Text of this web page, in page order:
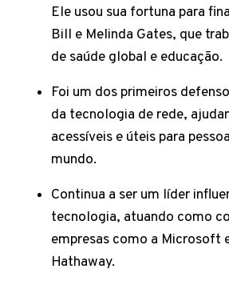
Ele usou sua fortuna para
Bill e Melinda Gates, que
de saúde global e educação.
Foi um dos primeiros
da tecnologia de rede,
acessíveis e úteis para
mundo.
Continua a ser um líder
tecnologia, atuando como
empresas como a Microsoft
Hathaway.